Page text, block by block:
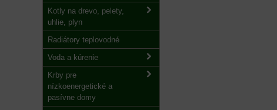
Kotly na drevo, pelety,
uhlie, plyn
Radiátory teplovodné
Voda a kúrenie
Krby pre
nízkoenergetické a
pasívne domy